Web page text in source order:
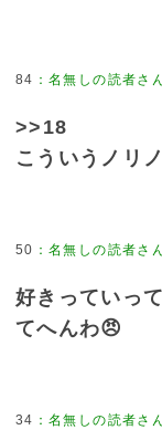
84
>>18
こういうノリ
50
好きっていっ
てへんわ😠
34